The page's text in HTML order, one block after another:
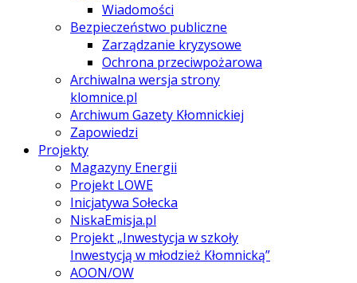
Wiadomości
Bezpieczeństwo publiczne
Zarządzanie kryzysowe
Ochrona przeciwpożarowa
Archiwalna wersja strony
klomnice.pl
Archiwum Gazety Kłomnickiej
Zapowiedzi
Projekty
Magazyny Energii
Projekt LOWE
Inicjatywa Sołecka
NiskaEmisja.pl
Projekt „Inwestycja w szkoły
Inwestycją w młodzież Kłomnicką”
AOON/OW